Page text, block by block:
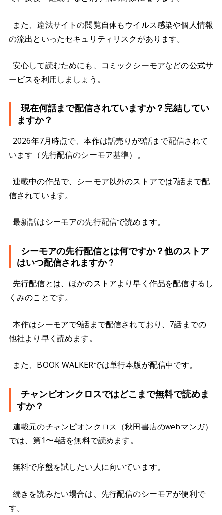
また、違法サイトの閲覧自体もウイルス感染や個人情報
の流出といったセキュリティリスクがあります。
安心して読むためにも、コミックシーモアなどの公式サ
ービスを利用しましょう。
現在何話まで配信されていますか？完結してい
ますか？
2026年7月時点で、本作は話売りが9話まで配信されて
います（先行配信のシーモア基準）。
連載中の作品で、シーモア以外のストアでは7話まで配
信されています。
最新話はシーモアの先行配信で読めます。
シーモアの先行配信とは何ですか？他のストア
はいつ配信されますか？
先行配信とは、ほかのストアより早く作品を配信するし
くみのことです。
本作はシーモアで9話まで配信されており、7話までの
他社より早く読めます。
また、BOOK WALKERでは単行本版が配信中です。
チャンピオンクロスではどこまで無料で読めま
すか？
連載元のチャンピオンクロス（秋田書店のwebマンガ）
では、第1〜4話を無料で読めます。
無料で序盤を試したい人に向いています。
続きを読みたい場合は、先行配信のシーモアが便利で
す。